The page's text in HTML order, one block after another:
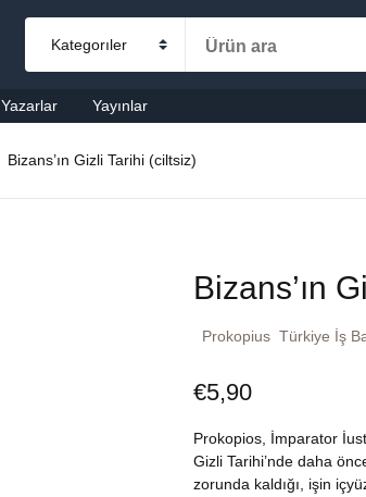
Yazarlar Yayınlar
Başvuru – Kaynak
Bestseller
Çocuk Kitapları
Dini Kitaplar
Bizans’ın Gizli Tarihi (ciltsiz)
Bizans’ın
Prokopius Türkiye İş
€5,90
Prokopios, İmparator
Gizli Tarihi’nde daha
zorunda kaldığı, işin